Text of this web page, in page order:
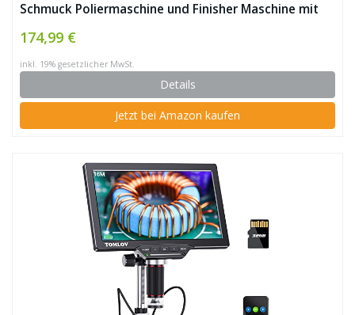
Schmuck Poliermaschine und Finisher Maschine mit
guter Zeitfunktion, schneller
Verarbeitungsgeschwindigkeit für Leichtmetall,
Nichteisenmetalle, 2000 RPM ✪
174,99 €
inkl. 19% gesetzlicher MwSt.
Details
Jetzt bei Amazon kaufen